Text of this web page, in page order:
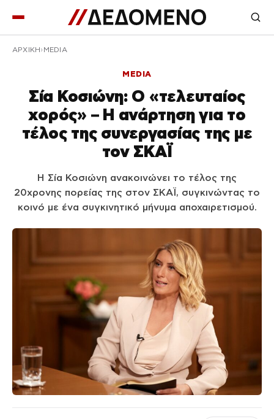
ΑΡΧΙΚΉ MEDIA
MEDIA
Σία Κοσιώνη: Ο «τελευταίος
χορός» – Η ανάρτηση για το
τέλος της συνεργασίας της με
τον ΣΚΑΪ
Η Σία Κοσιώνη ανακοινώνει το τέλος της
20χρονης πορείας της στον ΣΚΑΪ, συγκινώντας το
κοινό με ένα συγκινητικό μήνυμα αποχαιρετισμού.